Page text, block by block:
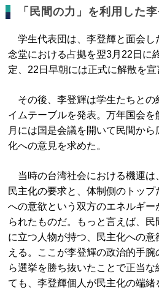
「民間の力」を利用した
学生代表団は、李登輝と面会し
念堂における占拠を翌3月22日に
定、22日早朝には正式に解散を宣
その後、李登輝は学生たちとの
イムテーブルを発表。万年国会
月には国是会議を開いて民間か
化への意見を求めた。
当時の台湾社会における機運は
民主化の要求と、体制側のトッ
への意欲という双方のエネルギ
られたものだ。もっと言えば、
に立つ人物が持つ、民主化への
える。ここが李登輝の政治的手腕
ら選挙を勝ち抜いたことで正当
ても、李登輝個人が民主化の端